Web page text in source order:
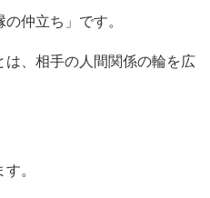
仲立ち」です。
、相手の人間関係の輪を広
。